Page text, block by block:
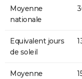
Moyenne
nationale
Equivalent jours
de soleil
Moyenne